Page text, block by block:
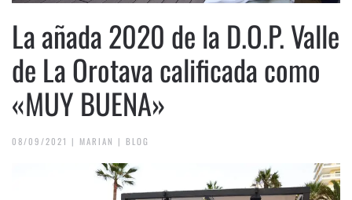
La añada 2020 de la D.O.P. Valle
de La Orotava calificada como
«MUY BUENA»
08/09/2021 | MARIAN | BLOG